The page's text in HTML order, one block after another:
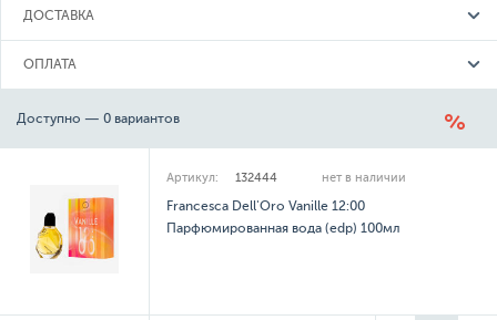
ДОСТАВКА
ОПЛАТА
Доступно — 0 вариантов
Артикул: 132444 нет в наличии
Francesca Dell'Oro Vanille 12:00
Парфюмированная вода (edp) 100мл